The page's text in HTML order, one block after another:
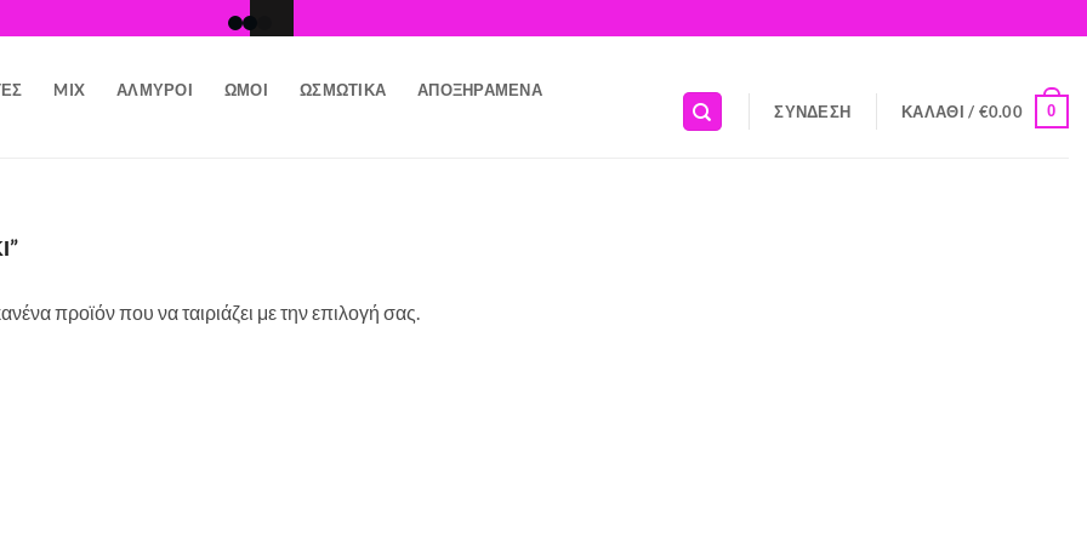
MIX ΑΛΜΥΡΟΊ ΩΜΟΊ ΩΣΜΩΤΙΚΆ ΑΠΟΞΗΡΑΜΈΝΑ
ΣΎΝΔΕΣΗ ΚΑΛΆΘΙ / €0.00 0
προϊόν που να ταιριάζει με την επιλογή σας.